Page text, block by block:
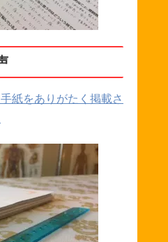
紙をありがたく掲載さ